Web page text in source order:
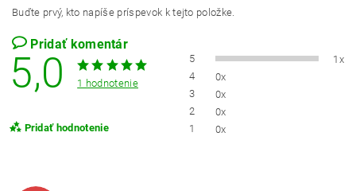
Buďte prvý, kto napíše príspevok k tejto položke.
Pridať komentár
5,0 1 hodnotenie
Pridať hodnotenie
5
1x
4
0x
3
0x
2
0x
1
0x